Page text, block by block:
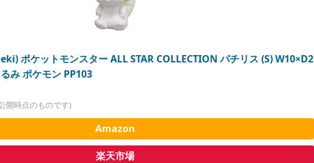
ポケットモンスター ALL STAR COLLECTION パチリス (S) W10×D2
み ポケモン PP103
開時点のものです)
Amazon
楽天市場